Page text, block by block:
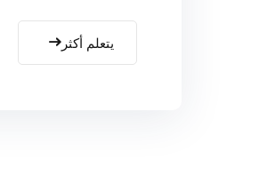
يتعلم أكثر